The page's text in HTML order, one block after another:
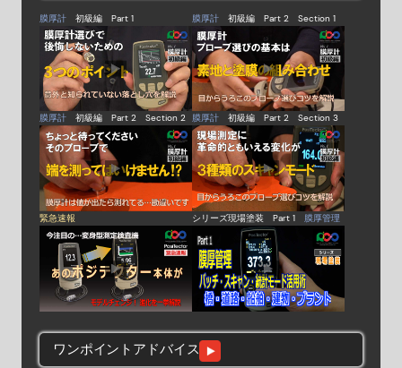
膜厚計 初級編 Part 1 膜厚計 初級編 Part 2 Section 1
膜厚計 初級編 Part 2 Section 2 膜厚計 初級編 Part 2 Section 3
緊急速報 シリーズ現場塗装 Part 1 膜厚管理
ワンポイントアドバイス